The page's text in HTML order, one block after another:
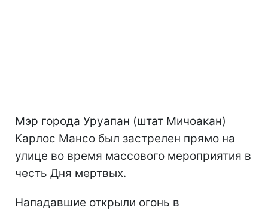
Мэр города Уруапан (штат Мичоакан)
Карлос Мансо был застрелен прямо на
улице во время массового мероприятия в
честь Дня мертвых.
Нападавшие открыли огонь в